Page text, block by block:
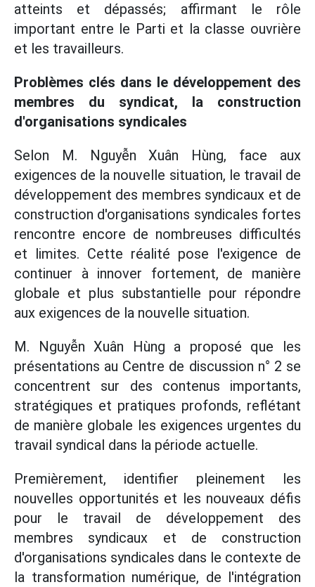
atteints et dépassés; affirmant le rôle
important entre le Parti et la classe ouvrière
et les travailleurs.
Problèmes clés dans le développement des
membres du syndicat, la construction
d'organisations syndicales
Selon M. Nguyễn Xuân Hùng, face aux
exigences de la nouvelle situation, le travail de
développement des membres syndicaux et de
construction d'organisations syndicales fortes
rencontre encore de nombreuses difficultés
et limites. Cette réalité pose l'exigence de
continuer à innover fortement, de manière
globale et plus substantielle pour répondre
aux exigences de la nouvelle situation.
M. Nguyễn Xuân Hùng a proposé que les
présentations au Centre de discussion n° 2 se
concentrent sur des contenus importants,
stratégiques et pratiques profonds, reflétant
de manière globale les exigences urgentes du
travail syndical dans la période actuelle.
Premièrement, identifier pleinement les
nouvelles opportunités et les nouveaux défis
pour le travail de développement des
membres syndicaux et de construction
d'organisations syndicales dans le contexte de
la transformation numérique, de l'intégration